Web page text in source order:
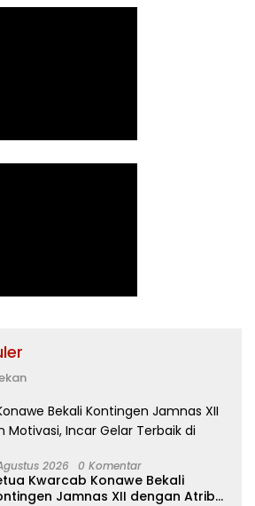
2026 0 Komentar
Kwarcab Konawe Bekali
Jamnas XII dengan Atribut